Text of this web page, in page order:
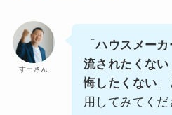
すーさん
「ハウスメー
流されたくない
悔したくない
用してみてくだ